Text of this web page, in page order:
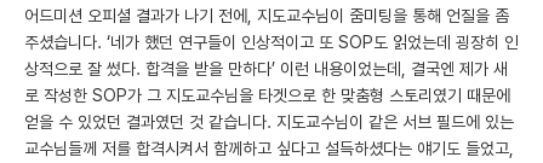
어드미션 오피셜 결과가 나기 전에, 지도교수님이 줌미팅을 통해 언질을 좀
주셨습니다. ‘네가 했던 연구들이 인상적이고 또 SOP도 읽었는데 굉장히 인
상적으로 잘 썼다. 합격을 받을 만하다’ 이런 내용이었는데, 결국엔 제가 새
로 작성한 SOP가 그 지도교수님을 타겟으로 한 맞춤형 스토리였기 때문에
얻을 수 있었던 결과였던 것 같습니다. 지도교수님이 같은 서브 필드에 있는
교수님들께 저를 합격시켜서 함께하고 싶다고 설득하셨다는 얘기도 들었고,